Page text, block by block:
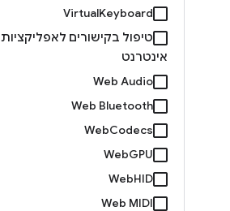
VirtualKeyboard
טיפול בקישורים לאפליקציות
אינטרנט
Web Audio
Web Bluetooth
WebCodecs
WebGPU
WebHID
Web MIDI